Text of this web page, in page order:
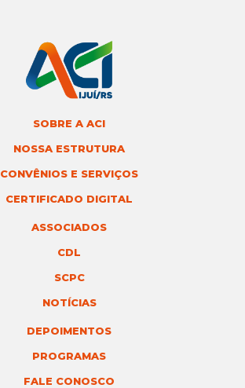
SOBRE A ACI
NOSSA ESTRUTURA
CONVÊNIOS E SERVIÇOS
CERTIFICADO DIGITAL
ASSOCIADOS
CDL
SCPC
NOTÍCIAS
DEPOIMENTOS
PROGRAMAS
FALE CONOSCO